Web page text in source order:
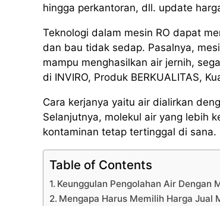
hingga perkantoran, dll. update
Teknologi dalam mesin RO dapat
dan bau tidak sedap. Pasalnya,
mampu menghasilkan air jernih,
di INVIRO, Produk BERKUALITAS,
Cara kerjanya yaitu air dialirkan
Selanjutnya, molekul air yang lebih
kontaminan tetap tertinggal di sana.
Table of Contents
Keunggulan Pengolahan Air Dengan
Mengapa Harus Memilih Harga Jual